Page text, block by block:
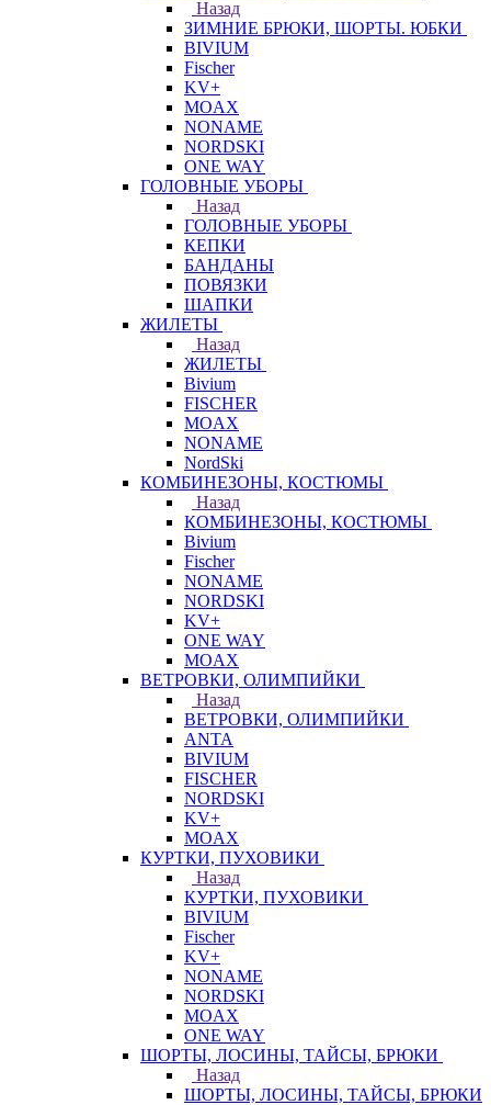
Назад
ЗИМНИЕ БРЮКИ, ШОРТЫ. ЮБКИ
BIVIUM
Fischer
KV+
MOAX
NONAME
NORDSKI
ONE WAY
ГОЛОВНЫЕ УБОРЫ
Назад
ГОЛОВНЫЕ УБОРЫ
КЕПКИ
БАНДАНЫ
ПОВЯЗКИ
ШАПКИ
ЖИЛЕТЫ
Назад
ЖИЛЕТЫ
Bivium
FISCHER
MOAX
NONAME
NordSki
КОМБИНЕЗОНЫ, КОСТЮМЫ
Назад
КОМБИНЕЗОНЫ, КОСТЮМЫ
Bivium
Fischer
NONAME
NORDSKI
KV+
ONE WAY
MOAX
ВЕТРОВКИ, ОЛИМПИЙКИ
Назад
ВЕТРОВКИ, ОЛИМПИЙКИ
ANTA
BIVIUM
FISCHER
NORDSKI
KV+
MOAX
КУРТКИ, ПУХОВИКИ
Назад
КУРТКИ, ПУХОВИКИ
BIVIUM
Fischer
KV+
NONAME
NORDSKI
MOAX
ONE WAY
ШОРТЫ, ЛОСИНЫ, ТАЙСЫ, БРЮКИ
Назад
ШОРТЫ, ЛОСИНЫ, ТАЙСЫ, БРЮКИ